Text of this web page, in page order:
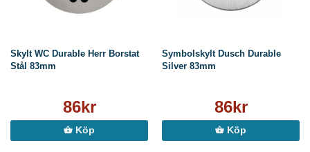
Skylt WC Durable Herr Borstat
Stål 83mm
86kr
Köp
Symbolskylt Dusch Durable
Silver 83mm
86kr
Köp